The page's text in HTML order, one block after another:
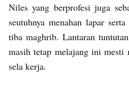
Niles yang berprofesi juga
seutuhnya menahan lapar
tiba maghrib. Lantaran
masih tetap melajang ini
sela kerja.